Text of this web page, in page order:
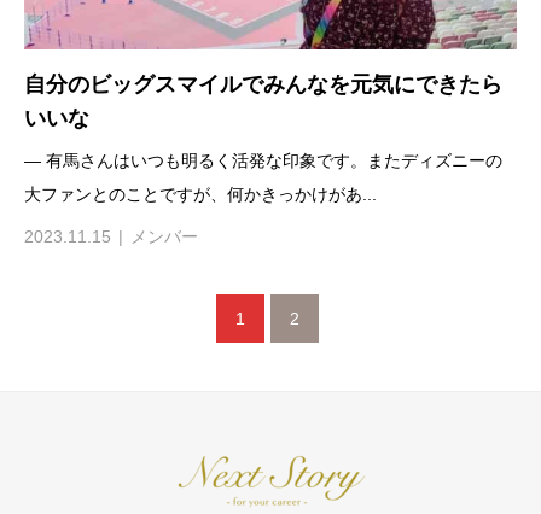
自分のビッグスマイルでみんなを元気にできたら
いいな
— 有馬さんはいつも明るく活発な印象です。またディズニーの
大ファンとのことですが、何かきっかけがあ...
2023.11.15 メンバー
1 2